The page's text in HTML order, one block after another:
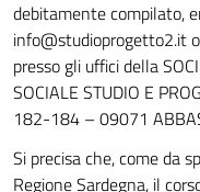
debitamente compilato,
info@studioprogetto2.it
presso gli uffici della
SOCIALE STUDIO E
182-184 – 09071
Si precisa che, come da
Regione Sardegna, il